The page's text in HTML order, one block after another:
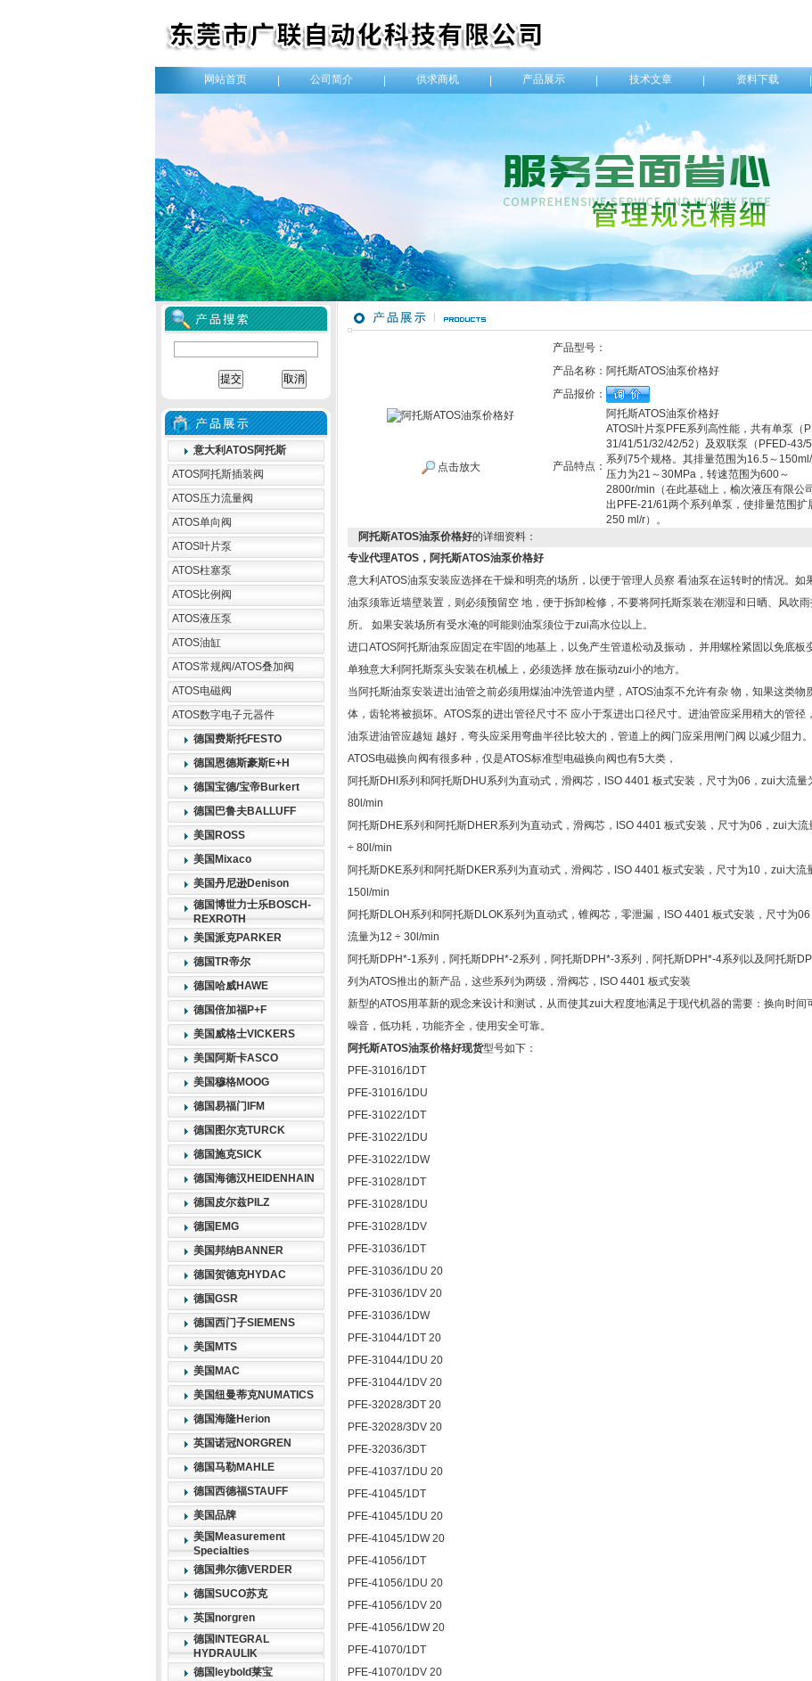
网站首页 公司简介 供求商机 产品展示 技术文章 资料下载
意大利ATOS阿托斯
ATOS阿托斯插装阀
ATOS压力流量阀
ATOS单向阀
ATOS叶片泵
ATOS柱塞泵
ATOS比例阀
ATOS液压泵
ATOS油缸
ATOS常规阀/ATOS叠加阀
ATOS电磁阀
ATOS数字电子元器件
德国费斯托FESTO
德国恩德斯豪斯E+H
德国宝德/宝帝Burkert
德国巴鲁夫BALLUFF
美国ROSS
美国Mixaco
美国丹尼逊Denison
德国博世力士乐BOSCH-
REXROTH
美国派克PARKER
德国TR帝尔
德国哈威HAWE
德国倍加福P+F
美国威格士VICKERS
美国阿斯卡ASCO
美国穆格MOOG
德国易福门IFM
德国图尔克TURCK
德国施克SICK
德国海德汉HEIDENHAIN
德国皮尔兹PILZ
德国EMG
美国邦纳BANNER
德国贺德克HYDAC
德国GSR
德国西门子SIEMENS
美国MTS
美国MAC
美国纽曼蒂克NUMATICS
德国海隆Herion
英国诺冠NORGREN
德国马勒MAHLE
德国西德福STAUFF
美国品牌
美国Measurement
Specialties
德国弗尔德VERDER
德国SUCO苏克
英国norgren
德国INTEGRAL
HYDRAULIK
德国leybold莱宝
点击放大
产品型号：
产品名称： 阿托斯ATOS油泵价格好
产品报价：
产品特点：
阿托斯ATOS油泵价格好
ATOS叶片泵PFE系列高性能，共有单泵（
31/41/51/32/42/52）及双联泵（PFED-43/
系列75个规格。其排量范围为16.5～
压力为21～30MPa，转速范围为600～
2800r/min（在此基础上，榆次液压有限公
出PFE-21/61两个系列单泵，使排量范围扩
250 ml/r）。
阿托斯ATOS油泵价格好的详细资料：
专业代理ATOS，阿托斯ATOS油泵价格好
意大利ATOS油泵安装应选择在干燥和明亮的场所，以便于管理人员察 看油泵在运转时的情况。如
油泵须靠近墙壁装置，则必须预留空 地，便于拆卸检修，不要将阿托斯泵装在潮湿和日晒、风吹雨
所。 如果安装场所有受水淹的呵能则油泵须位于zui高水位以上。
进口ATOS阿托斯油泵应固定在牢固的地基上，以免产生管道松动及振动， 并用螺栓紧固以免底板
单独意大利阿托斯泵头安装在机械上，必须选择 放在振动zui小的地方。
当阿托斯油泵安装进出油管之前必须用煤油冲洗管道内壁，ATOS油泵不允许有杂 物，知果这类物
体，齿轮将被损坏。ATOS泵的进出管径尺寸不 应小于泵进出口径尺寸。进油管应采用稍大的管径
油泵进油管应越短 越好，弯头应采用弯曲半径比较大的，管道上的阀门应采用闸门阀 以减少阻力。
ATOS电磁换向阀有很多种，仅是ATOS标准型电磁换向阀也有5大类，
阿托斯DHI系列和阿托斯DHU系列为直动式，滑阀芯，ISO 4401 板式安装，尺寸为06，zui大流量
80l/min
阿托斯DHE系列和阿托斯DHER系列为直动式，滑阀芯，ISO 4401 板式安装，尺寸为06，zui大流
÷ 80l/min
阿托斯DKE系列和阿托斯DKER系列为直动式，滑阀芯，ISO 4401 板式安装，尺寸为10，zui大流
150l/min
阿托斯DLOH系列和阿托斯DLOK系列为直动式，锥阀芯，零泄漏，ISO 4401 板式安装，尺寸为
流量为12 ÷ 30l/min
阿托斯DPH*-1系列，阿托斯DPH*-2系列，阿托斯DPH*-3系列，阿托斯DPH*-4系列以及阿托斯
列为ATOS推出的新产品，这些系列为两级，滑阀芯，ISO 4401 板式安装
新型的ATOS用革新的观念来设计和测试，从而使其zui大程度地满足于现代机器的需要：换向时间
噪音，低功耗，功能齐全，使用安全可靠。
阿托斯ATOS油泵价格好现货型号如下：
PFE-31016/1DT
PFE-31016/1DU
PFE-31022/1DT
PFE-31022/1DU
PFE-31022/1DW
PFE-31028/1DT
PFE-31028/1DU
PFE-31028/1DV
PFE-31036/1DT
PFE-31036/1DU 20
PFE-31036/1DV 20
PFE-31036/1DW
PFE-31044/1DT 20
PFE-31044/1DU 20
PFE-31044/1DV 20
PFE-32028/3DT 20
PFE-32028/3DV 20
PFE-32036/3DT
PFE-41037/1DU 20
PFE-41045/1DT
PFE-41045/1DU 20
PFE-41045/1DW 20
PFE-41056/1DT
PFE-41056/1DU 20
PFE-41056/1DV 20
PFE-41056/1DW 20
PFE-41070/1DT
PFE-41070/1DV 20